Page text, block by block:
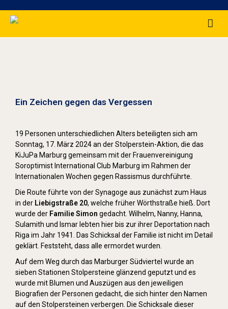
Ein Zeichen gegen das Vergessen
19 Personen unterschiedlichen Alters beteiligten sich am
Sonntag, 17. März 2024 an der Stolperstein-Aktion, die das
KiJuPa Marburg gemeinsam mit der Frauenvereinigung
Soroptimist International Club Marburg im Rahmen der
Internationalen Wochen gegen Rassismus durchführte.
Die Route führte von der Synagoge aus zunächst zum Haus
in der Liebigstraße 20, welche früher Wörthstraße hieß. Dort
wurde der Familie Simon gedacht. Wilhelm, Nanny, Hanna,
Sulamith und Ismar lebten hier bis zur ihrer Deportation nach
Riga im Jahr 1941. Das Schicksal der Familie ist nicht im Detail
geklärt. Feststeht, dass alle ermordet wurden.
Auf dem Weg durch das Marburger Südviertel wurde an
sieben Stationen Stolpersteine glänzend geputzt und es
wurde mit Blumen und Auszügen aus den jeweiligen
Biografien der Personen gedacht, die sich hinter den Namen
auf den Stolpersteinen verbergen. Die Schicksale dieser